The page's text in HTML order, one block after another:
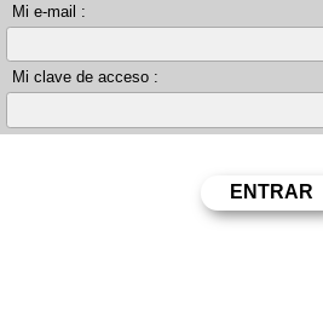
Mi e-mail :
Mi clave de acceso :